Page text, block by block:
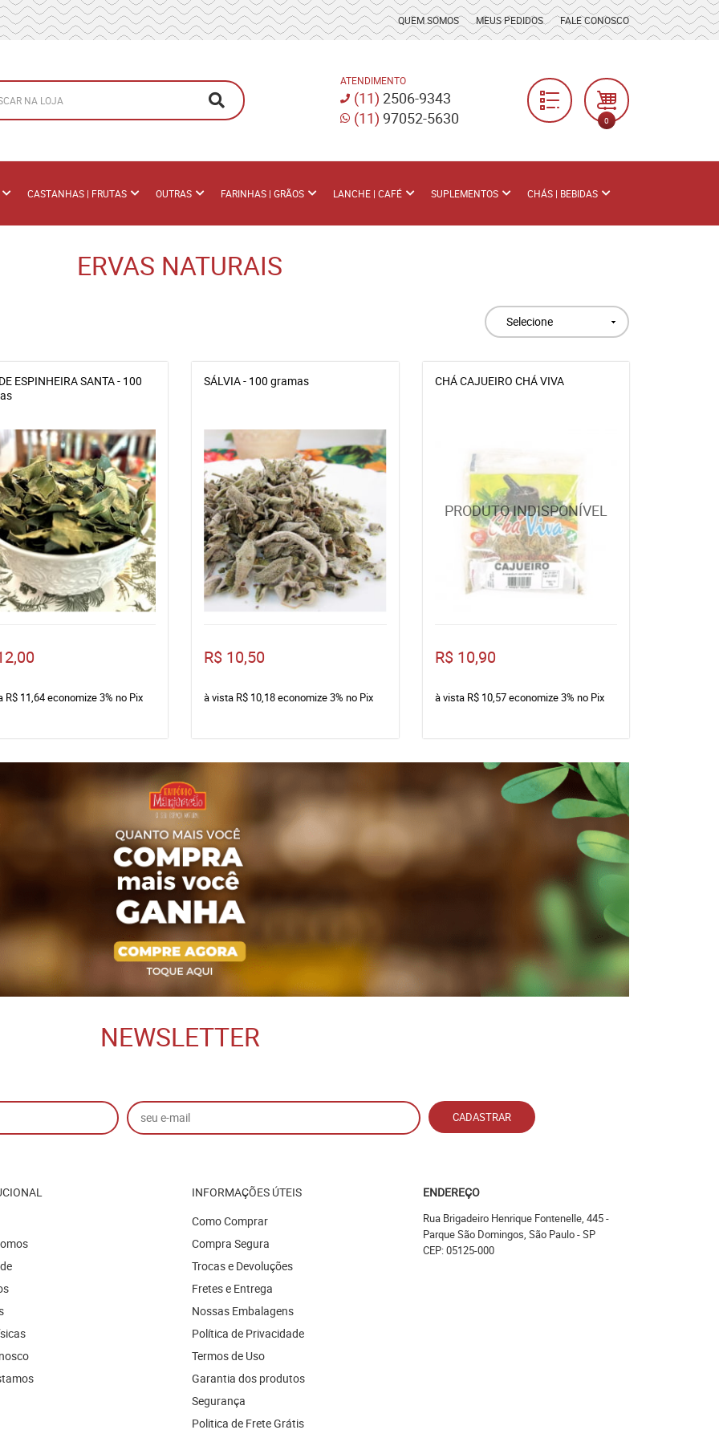
QUEM SOMOS MEUS PEDIDOS FALE CONOSCO
ATENDIMENTO
(11) 2506-9343
(11) 97052-5630 0
CASTANHAS | FRUTAS OUTRAS FARINHAS | GRÃOS LANCHE | CAFÉ SUPLEMENTOS CHÁS | BEBIDAS
ERVAS NATURAIS
Selecione
ESPINHEIRA SANTA - 100
R$ 11,64economize3% no Pix
SÁLVIA - 100 gramas
R$ 10,50
à vista R$ 10,18economize3% no Pix
CHÁ CAJUEIRO CHÁ VIVA
R$ 10,90
à vista R$ 10,57economize3% no Pix
NEWSLETTER
CADASTRAR
INFORMAÇÕES ÚTEIS
Como Comprar
Compra Segura
Trocas e Devoluções
Fretes e Entrega
Nossas Embalagens
Política de Privacidade
Termos de Uso
Garantia dos produtos
Segurança
Politica de Frete Grátis
ENDEREÇO
Rua Brigadeiro Henrique Fontenelle, 445-
Parque São Domingos, São Paulo-SP
CEP: 05125-000